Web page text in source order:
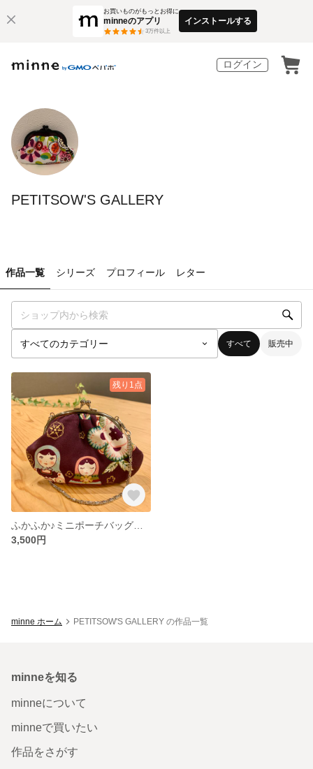
お買いものがもっとお得に
minneのアプリ
3万件以上
インストールする
ログイン
PETITSOW'S GALLERY
作品一覧 シリーズ プロフィール レター
すべて 販売中
残り1点
3,500円
minne ホーム PETITSOW'S GALLERY の作品一覧
minneを知る
minneについて
minneで買いたい
作品をさがす